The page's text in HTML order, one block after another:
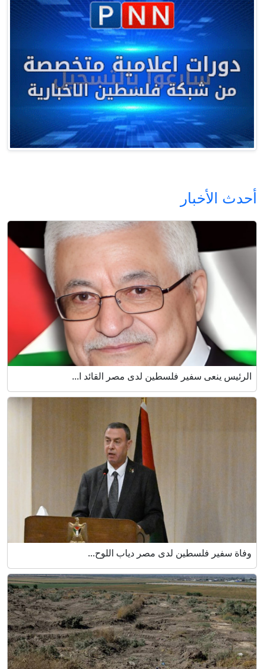
أحدث الأخبار
الرئيس ينعى سفير فلسطين لدى مصر القائد ا...
وفاة سفير فلسطين لدى مصر دياب اللوح...